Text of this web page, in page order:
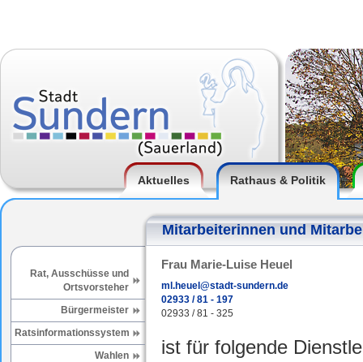
Aktuelles Rathaus & Politik
Mitarbeiterinnen und
Rat, Ausschüsse und
Ortsvorsteher
Bürgermeister
Ratsinformationssystem
Wahlen
Frau Marie-Luise Heuel
ml.heuel@stadt-sundern.de
02933 / 81 - 197
02933 / 81 - 325
ist für folgende